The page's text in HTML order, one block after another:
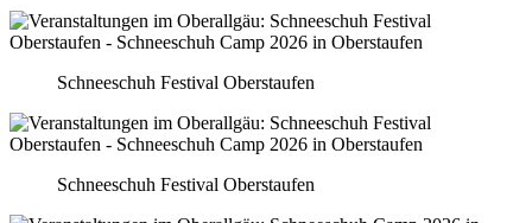
Schneeschuh Festival Oberstaufen
Schneeschuh Festival Oberstaufen